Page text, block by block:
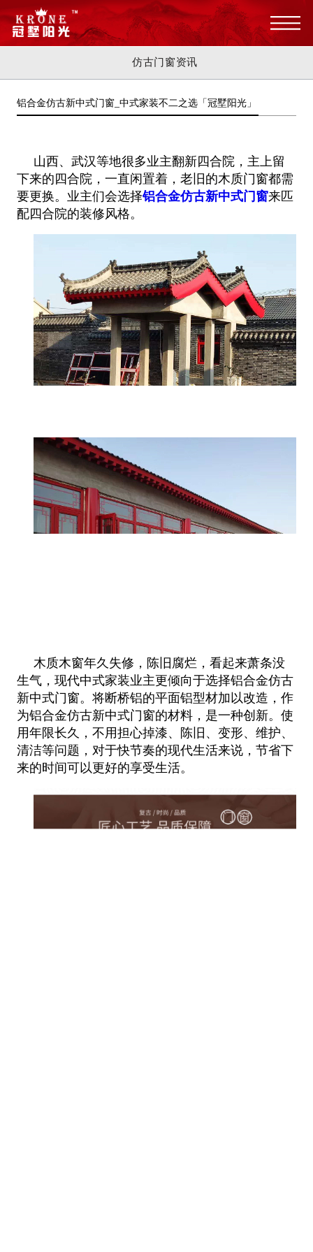
仿古门窗资讯
铝合金仿古新中式门窗_中式家装不二之选「冠墅阳光」
山西、武汉等地很多业主翻新四合院，主上留
下来的四合院，一直闲置着，老旧的木质门窗都需
要更换。业主们会选择铝合金仿古新中式门窗来匹
配四合院的装修风格。
木质木窗年久失修，陈旧腐烂，看起来萧条没
生气，现代中式家装业主更倾向于选择铝合金仿古
新中式门窗。将断桥铝的平面铝型材加以改造，作
为铝合金仿古新中式门窗的材料，是一种创新。使
用年限长久，不用担心掉漆、陈旧、变形、维护、
清洁等问题，对于快节奏的现代生活来说，节省下
来的时间可以更好的享受生活。